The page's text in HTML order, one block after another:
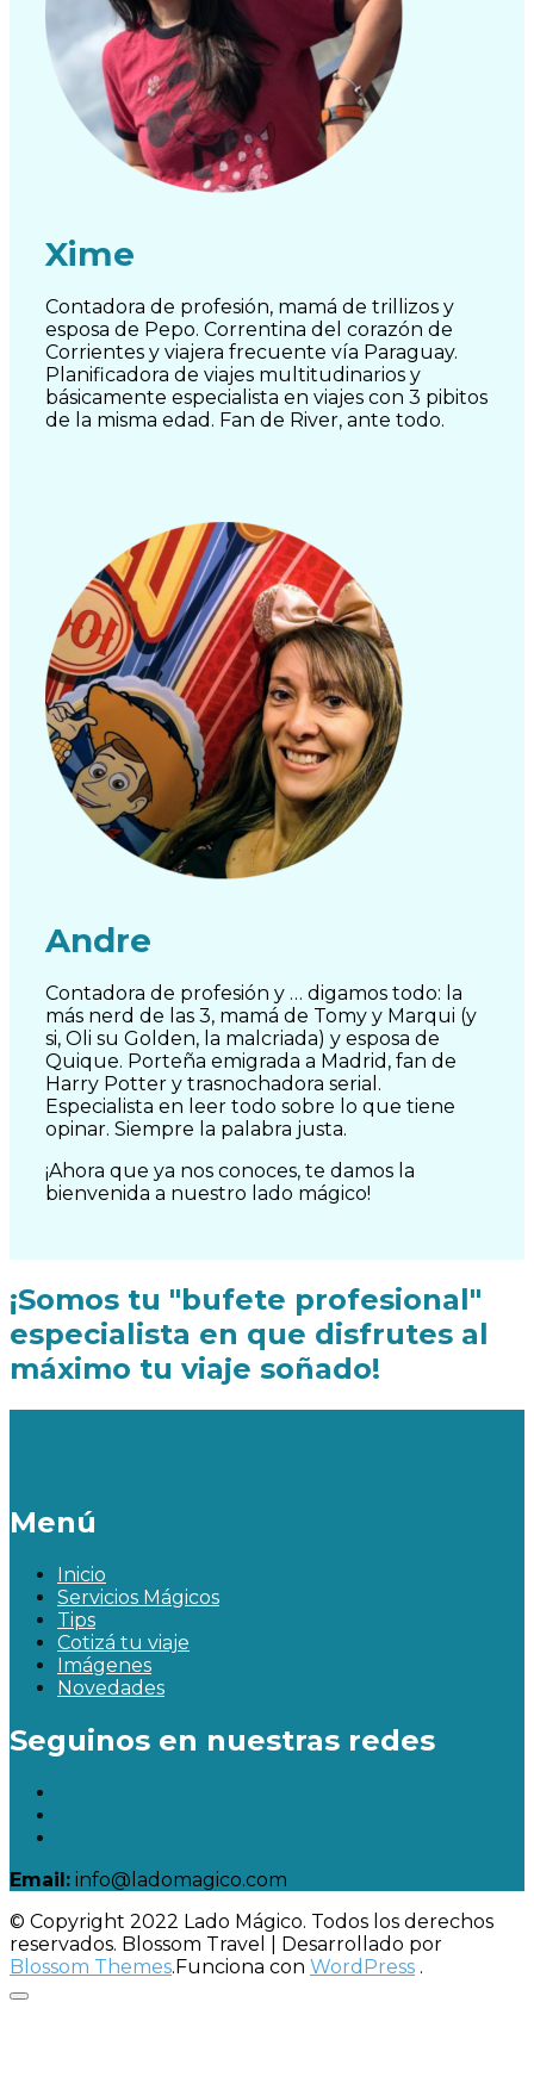
Xime
Contadora de profesión, mamá de trillizos y
esposa de Pepo. Correntina del corazón de
Corrientes y viajera frecuente vía Paraguay.
Planificadora de viajes multitudinarios y
básicamente especialista en viajes con 3 pibitos
de la misma edad. Fan de River, ante todo.
Andre
Contadora de profesión y … digamos todo: la
más nerd de las 3, mamá de Tomy y Marqui (y
si, Oli su Golden, la malcriada) y esposa de
Quique. Porteña emigrada a Madrid, fan de
Harry Potter y trasnochadora serial.
Especialista en leer todo sobre lo que tiene
opinar. Siempre la palabra justa.
¡Ahora que ya nos conoces, te damos la
bienvenida a nuestro lado mágico!
¡Somos tu "bufete profesional"
especialista en que disfrutes al
máximo tu viaje soñado!
Menú
Inicio
Servicios Mágicos
Tips
Cotizá tu viaje
Imágenes
Novedades
Seguinos en nuestras redes
Email: info@ladomagico.com
© Copyright 2022 Lado Mágico. Todos los derechos
reservados. Blossom Travel | Desarrollado por
Blossom Themes.Funciona con WordPress .